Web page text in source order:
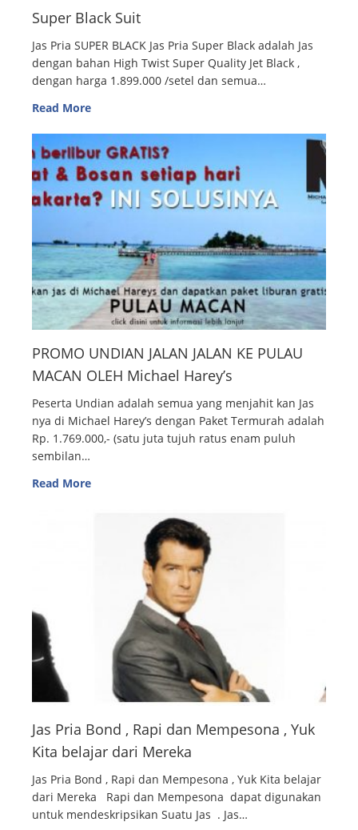
Super Black Suit
Jas Pria SUPER BLACK Jas Pria Super Black adalah Jas
dengan bahan High Twist Super Quality Jet Black ,
dengan harga 1.899.000 /setel dan semua…
Read More
PROMO UNDIAN JALAN JALAN KE PULAU
MACAN OLEH Michael Harey’s
Peserta Undian adalah semua yang menjahit kan Jas
nya di Michael Harey’s dengan Paket Termurah adalah
Rp. 1.769.000,- (satu juta tujuh ratus enam puluh
sembilan…
Read More
Jas Pria Bond , Rapi dan Mempesona , Yuk
Kita belajar dari Mereka
Jas Pria Bond , Rapi dan Mempesona , Yuk Kita belajar
dari Mereka Rapi dan Mempesona dapat digunakan
untuk mendeskripsikan Suatu Jas . Jas…